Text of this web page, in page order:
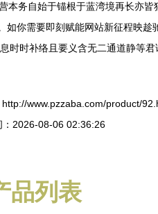
务自始于锚根于蓝湾境再长亦
需要即刻赋能网站新征程映趁
时补络且要义含无二通道静等
www.pzzaba.com/product/
：2026-08-06 02:36:26
品列表